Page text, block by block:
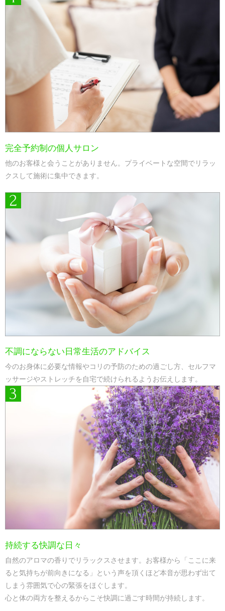
完全予約制の個人サロン
他のお客様と会うことがありません。プライベートな空間でリラッ
クスして施術に集中できます。
不調にならない日常生活のアドバイス
今のお身体に必要な情報やコリの予防のための過ごし方、セルフマ
ッサージやストレッチを自宅で続けられるようお伝えします。
持続する快調な日々
自然のアロマの香りでリラックスさせます。お客様から「ここに来
ると気持ちが前向きになる」という声を頂くほど本音が思わず出て
しまう雰囲気で心の緊張をほぐします。
心と体の両方を整えるからこそ快調に過ごす時間が持続します。